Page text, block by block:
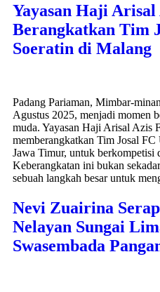
Yayasan Haji
Berangkatkan Tim
Soeratin di Malang
Padang Pariaman, Mimbar-
Agustus 2025, menjadi momen
muda. Yayasan Haji Arisal Azis
memberangkatkan Tim Josal
Jawa Timur, untuk berkompetisi
Keberangkatan ini bukan
sebuah langkah besar untuk
Nevi Zuairina
Nelayan Sungai
Swasembada